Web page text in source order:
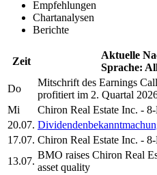
Empfehlungen
Chartanalysen
Berichte
Zeit
Aktuelle
Sprache:
Do
Mitschrift des Earnings
profitiert im 2. Quartal
Mi
Chiron Real Estate Inc. -
20.07.
17.07. Chiron Real Estate Inc. -
13.07.
BMO raises Chiron Real
asset quality